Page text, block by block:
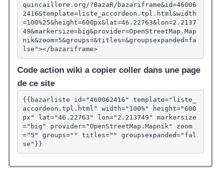
quincaillere.org/?BazaR/bazariframe&id=46006
2416&template=liste_accordeon.tpl.html&width
=100%25&height=600px&lat=46.22763&lon=2.2137
49&markersize=big&provider=OpenStreetMap.Map
nik&zoom=5&groups=&titles=&groupsexpanded=fa
lse"></bazariframe>
Code action wiki a copier coller dans une page
de ce site
{{bazarliste id="460062416" template="liste_
accordeon.tpl.html" width="100%" height="600
px" lat="46.22763" lon="2.213749" markersize
="big" provider="OpenStreetMap.Mapnik" zoom
="5" groups="" titles="" groupsexpanded="fal
se"}}